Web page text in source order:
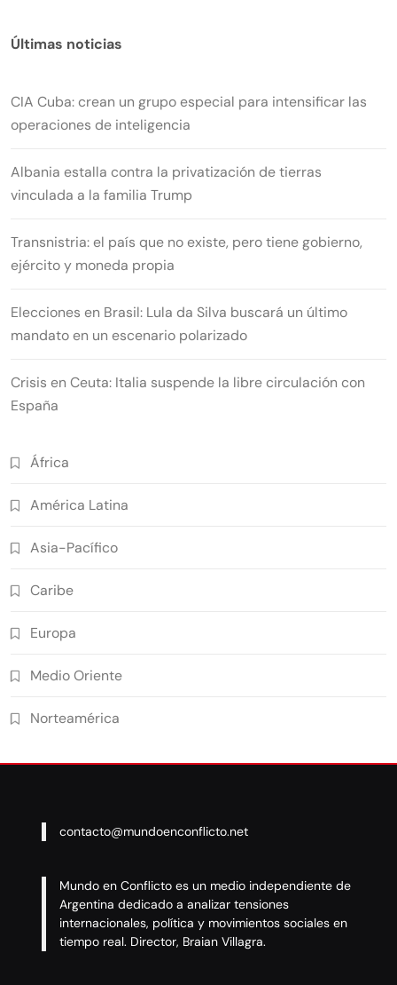
Últimas noticias
CIA Cuba: crean un grupo especial para intensificar las
operaciones de inteligencia
Albania estalla contra la privatización de tierras
vinculada a la familia Trump
Transnistria: el país que no existe, pero tiene gobierno,
ejército y moneda propia
Elecciones en Brasil: Lula da Silva buscará un último
mandato en un escenario polarizado
Crisis en Ceuta: Italia suspende la libre circulación con
España
África
América Latina
Asia-Pacífico
Caribe
Europa
Medio Oriente
Norteamérica
contacto@mundoenconflicto.net
Mundo en Conflicto es un medio independiente de
Argentina dedicado a analizar tensiones
internacionales, política y movimientos sociales en
tiempo real. Director, Braian Villagra.